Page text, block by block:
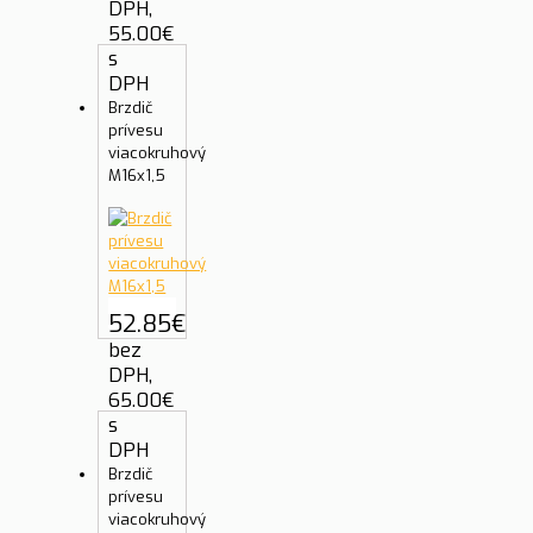
DPH,
55.00€
s
DPH
Brzdič
prívesu
viacokruhový
M16x1,5
52.85€
bez
DPH,
65.00€
s
DPH
Brzdič
prívesu
viacokruhový